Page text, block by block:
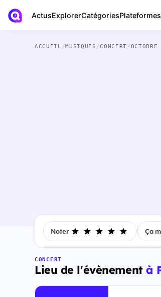
ActusExplorerCatégoriesPlateformes
ACCUEIL /MUSIQUES /CONCERT/
Noter Ça
CONCERT
Lieu de l'évènementà